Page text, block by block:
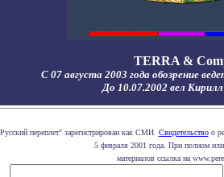
TERRA &
С 07 августа 2003 года обозрение
До 10.07.2002 вел
переплет" зарегистрирован как СМИ. Свидетельствоо
5 февраля 2001 года. При полном или
материалов ссылка на